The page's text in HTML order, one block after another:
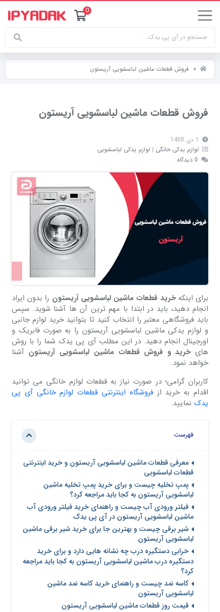
0
فروش قطعات ماشین لباسشویی آریستون
فروش قطعات ماشین لباسشویی آریستون
لوازم یدکی خانگی | لوازم یدکی لباسشویی
برای اینکه خرید قطعات ماشین لباسشویی آریستون را بدون ایراد
انجام دهید، باید در ابتدا با مهم ترین آن ها آشنا شوید. سپس
باید فروشگاهی معتبر را انتخاب کنید تا بتوانید خرید لوازم جانبی
و لوازم یدکی ماشین لباسشویی آریستون را به صورت فابریک و
اورجینال انجام دهید. در این مطلب آی پی یدک شما را با روش
هایخرید و فروش قطعات ماشین لباسشویی آریستون آشنا
خواهد نمود.
کاربران گرامی؛ در صورت نیاز به قطعات لوازم خانگی می توانید
اقدام به خرید ازفروشگاه اینترنتی قطعات لوازم خانگی آی پی
یدک نمایید.
فهرست
معرفی قطعات ماشین لباسشویی آریستون و خرید اینترنتی
قطعات لباسشویی
پمپ تخلیه چیست و برای خرید پمپ تخلیه ماشین
لباسشویی آریستون به کجا باید مراجعه کرد؟
فیلتر ورودی آب چیست و راهنمای خرید فیلتر ورودی آب
ماشین لباسشویی آریستون در آی پی یدک
شیر برقی چیست و بهترین جا برای خرید شیر برقی ماشین
لباسشویی آریستون
خرابی دستگیره درب چه نشانه هایی دارد و برای خرید
دستگیره درب ماشین لباسشویی آریستون به کجا باید مراجعه
کرد؟
کاسه نمد چیست و راهنمای خرید کاسه نمد ماشین
لباسشویی آریستون
قیمت روز قطعات ماشین لباسشویی آریستون